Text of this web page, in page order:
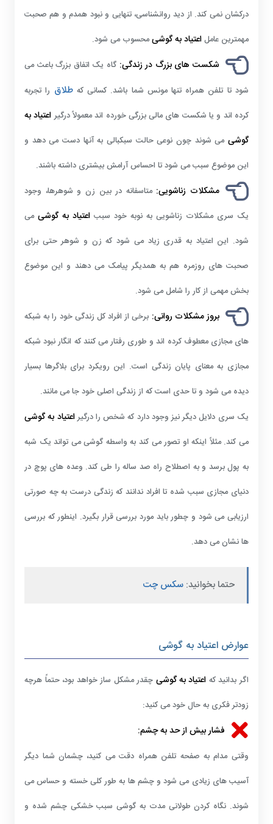
درکشان نمی کند. از دید روانشناسی، تنهایی و نبود همدم و هم صحبت
مهمترین عاملاعتیاد به گوشیمحسوب می شود.
شکست های بزرگ در زندگی: گاه یک اتفاق بزرگ باعث می
شود تا تلفن همراه تنها مونس شما باشد. کسانی کهطلاق را تجربه
کرده اند و یا شکست های مالی بزرگی خورده اند معمولاً درگیراعتیاد به
گوشی می شوند چون نوعی حالت سبکبالی به آنها دست می دهد و
این موضوع سبب می شود تا احساس آرامش بیشتری داشته باشند.
مشکلات زناشویی:متاسفانه در بین زن و شوهرها، وجود
یک سری مشکلات زناشویی به نوبه خود سبب اعتیاد به گوشیمی
شود. این اعتیاد به قدری زیاد می شود که زن و شوهر حتی برای
صحبت های روزمره هم به همدیگر پیامک می دهند و این موضوع
بخش مهمی از کار را شامل می شود.
بروز مشکلات روانی: برخی از افراد کل زندگی خود را به شبکه
های مجازی معطوف کرده اند و طوری رفتار می کنند که انگار نبود شبکه
مجازی به معنای پایان زندگی است. این رویکرد برای بلاگرها بسیار
دیده می شود و تا حدی است که از زندگی اصلی خود جا می مانند.
یک سری دلایل دیگر نیز وجود دارد که شخص را درگیراعتیاد به گوشی
می کند. مثلاً اینکه او تصور می کند به واسطه گوشی می تواند یک شبه
به پول برسد و به اصطلاح راه صد ساله را طی کند. وعده های پوچ در
دنیای مجازی سبب شده تا افراد ندانند که زندگی درست به چه صورتی
ارزیابی می شود و چطور باید مورد بررسی قرار بگیرد. اینطور که بررسی
ها نشان می دهد.
حتما بخوانید: سکس چت
عوارض اعتیاد به گوشی
اگر بدانید که اعتیاد به گوشی چقدر مشکل ساز خواهد بود، حتماً هرچه
زودتر فکری به حال خود می کنید:
فشار بیش از حد به چشم:
وقتی مدام به صفحه تلفن همراه دقت می کنید، چشمان شما دیگر
آسیب های زیادی می شود و چشم ها به طور کلی خسته و حساس می
شوند. نگاه کردن طولانی مدت به گوشی سبب خشکی چشم شده و